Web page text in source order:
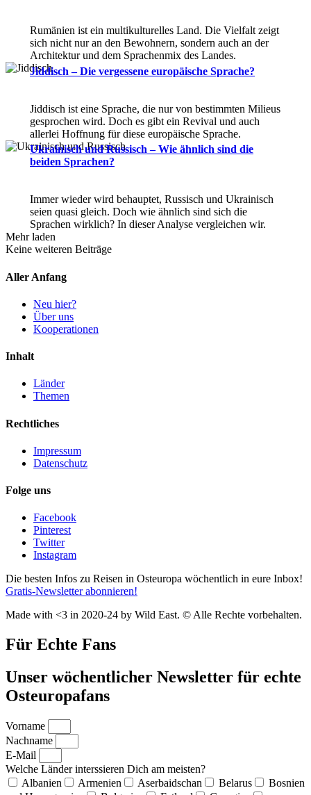
Rumänien ist ein multikulturelles Land. Die Vielfalt zeigt
sich nicht nur an den Bewohnern, sondern auch an der
Architektur und dem Sprachenmix des Landes.
Jiddisch – Die vergessene europäische Sprache?
Jiddisch ist eine Sprache, die nur von bestimmten Milieus
gesprochen wird. Doch es gibt ein Revival und auch
allerlei Hoffnung für diese europäische Sprache.
Ukrainisch und Russisch – Wie ähnlich sind die
beiden Sprachen?
Immer wieder wird behauptet, Russisch und Ukrainisch
seien quasi gleich. Doch wie ähnlich sind sich die
Sprachen wirklich? In dieser Analyse vergleichen wir.
Mehr laden
Keine weiteren Beiträge
Aller Anfang
Neu hier?
Über uns
Kooperationen
Inhalt
Länder
Themen
Rechtliches
Impressum
Datenschutz
Folge uns
Facebook
Pinterest
Twitter
Instagram
Die besten Infos zu Reisen in Osteuropa wöchentlich in eure Inbox!
Gratis-Newsletter abonnieren!
Made with <3 in 2020-24 by Wild East. © Alle Rechte vorbehalten.
Für Echte Fans
Unser wöchentlicher Newsletter für echte
Osteuropafans
Vorname
Nachname
E-Mail
Welche Länder interssieren Dich am meisten?
Albanien
Armenien Aserbaidschan Belarus
Bosnien